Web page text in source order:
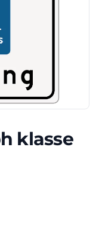
klasse